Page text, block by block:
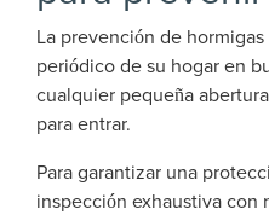
La prevención de
periódico de su hogar en
cualquier pequeña
para entrar.
Para garantizar una
inspección exhaustiva